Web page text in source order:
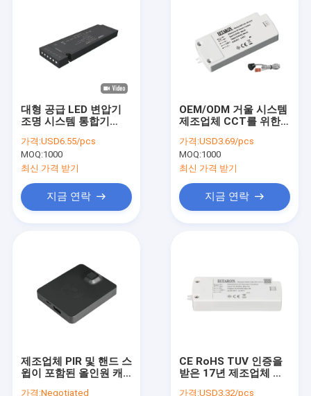
대형 공급 LED 변압기
조명 시스템 통합기
라이버 36W 12V 캐비
닛 아래 LED 드라이버
스트립 라이트 및 일정
한 전압 제품
가격:USD6.55/pcs
MOQ:1000
최신 가격 받기
지금 연락
OEM/ODM 거울 시스템
제조업체 CCT를 위한
조명을 위한 밝기 저감
가격:USD3.69/pcs
MOQ:1000
최신 가격 받기
지금 연락
제조업체 PIR 및 핸드 스
윕이 포함된 올인원 캐
가격:Negotiated
CE RoHS TUV 인증을
받은 17년 제조업체 직
가격:USD3.32/pcs